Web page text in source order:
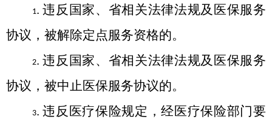
1.违反国家、省相关法律法规及医保服务
协议，被解除定点服务资格的。
2.违反国家、省相关法律法规及医保服务
协议，被中止医保服务协议的。
3.违反医疗保险规定，经医疗保险部门要